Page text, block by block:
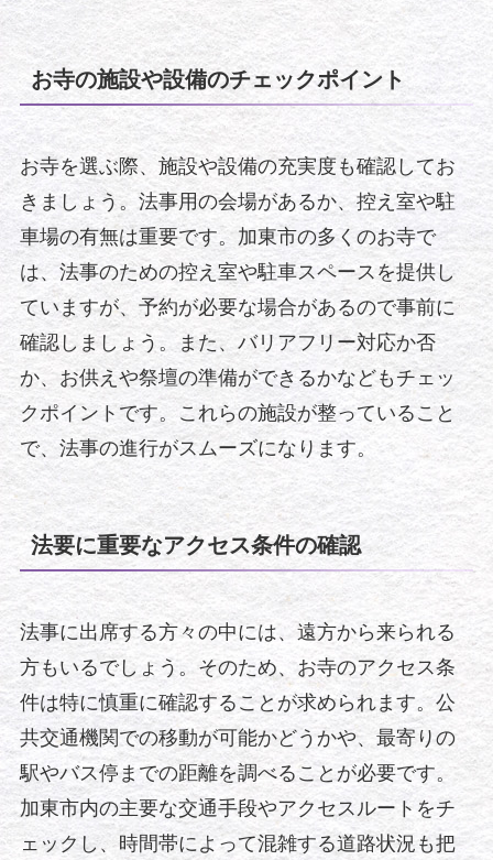
お寺の施設や設備のチェックポイント
お寺を選ぶ際、施設や設備の充実度も確認してお
きましょう。法事用の会場があるか、控え室や駐
車場の有無は重要です。加東市の多くのお寺で
は、法事のための控え室や駐車スペースを提供し
ていますが、予約が必要な場合があるので事前に
確認しましょう。また、バリアフリー対応か否
か、お供えや祭壇の準備ができるかなどもチェッ
クポイントです。これらの施設が整っていること
で、法事の進行がスムーズになります。
法要に重要なアクセス条件の確認
法事に出席する方々の中には、遠方から来られる
方もいるでしょう。そのため、お寺のアクセス条
件は特に慎重に確認することが求められます。公
共交通機関での移動が可能かどうかや、最寄りの
駅やバス停までの距離を調べることが必要です。
加東市内の主要な交通手段やアクセスルートをチ
ェックし、時間帯によって混雑する道路状況も把